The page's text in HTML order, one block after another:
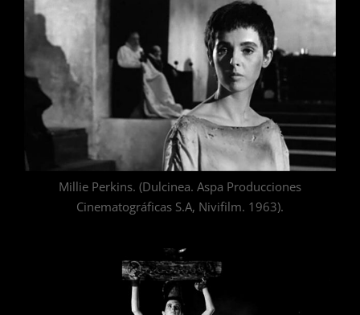
Millie Perkins. (Dulcinea. Aspa Producciones
Cinematográficas S.A, Nivifilm. 1963).